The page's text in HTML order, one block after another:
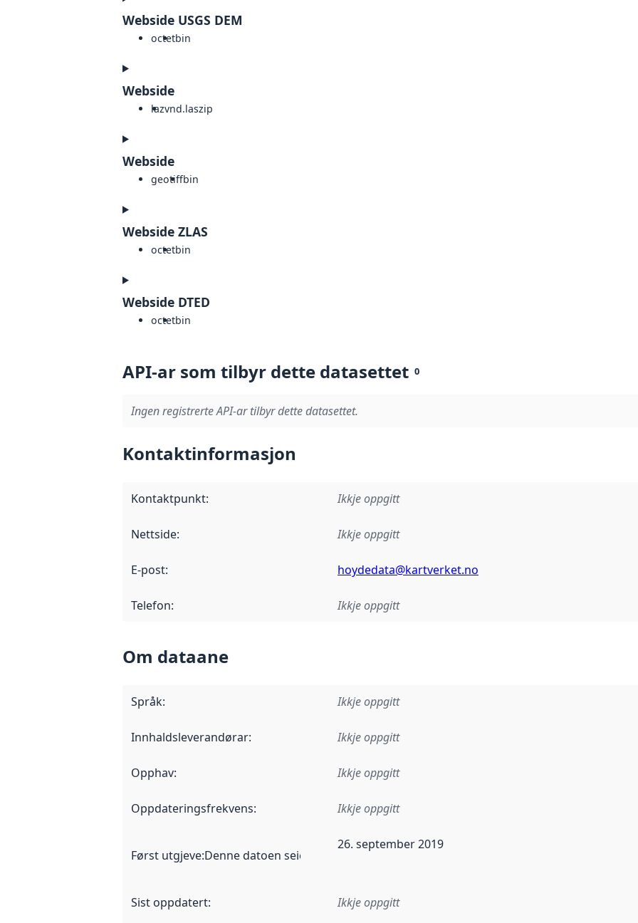
Webside USGS DEM
octetbin
Webside
lazvnd.laszip
Webside
geotiffbin
Webside ZLAS
octetbin
Webside DTED
octetbin
API-ar som tilbyr dette datasettet 0
Ingen registrerte API-ar tilbyr dette datasettet.
Kontaktinformasjon
Kontaktpunkt: Ikkje oppgitt
Nettside: Ikkje oppgitt
E-post: hoydedata@kartverket.no
Telefon: Ikkje oppgitt
Om dataane
Språk: Ikkje oppgitt
Innhaldsleverandørar: Ikkje oppgitt
Opphav: Ikkje oppgitt
Oppdateringsfrekvens: Ikkje oppgitt
Først utgjeve:Denne datoen seier når dataa i dette datasettet først blei utgitt. Det kan ha
26. september 2019
Sist oppdatert: Ikkje oppgitt